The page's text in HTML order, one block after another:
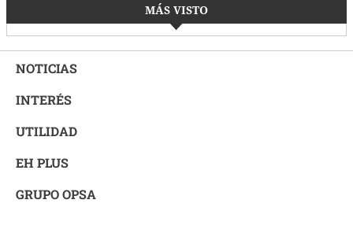
MÁS VISTO
NOTICIAS
INTERÉS
UTILIDAD
EH PLUS
GRUPO OPSA